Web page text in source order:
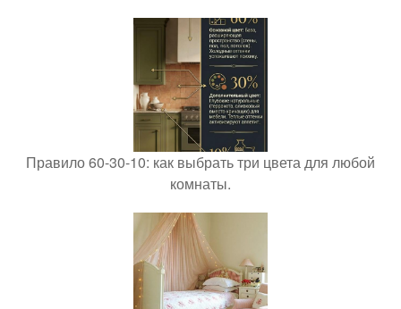
Правило 60-30-10: как выбрать три цвета для любой
комнаты.